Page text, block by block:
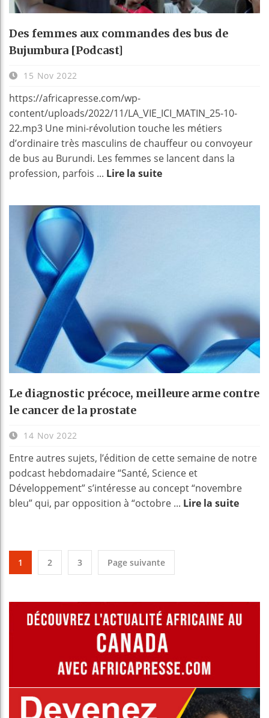
Des femmes aux commandes des bus de
Bujumbura [Podcast]
15 Nov 2022
https://africapresse.com/wp-
content/uploads/2022/11/LA_VIE_ICI_MATIN_25-10-
22.mp3 Une mini-révolution touche les métiers
d’ordinaire très masculins de chauffeur ou convoyeur
de bus au Burundi. Les femmes se lancent dans la
profession, parfois ... Lire la suite
Le diagnostic précoce, meilleure arme contre
le cancer de la prostate
14 Nov 2022
Entre autres sujets, l’édition de cette semaine de notre
podcast hebdomadaire “Santé, Science et
Développement” s’intéresse au concept “novembre
bleu” qui, par opposition à “octobre ... Lire la suite
1 2 3 Page suivante